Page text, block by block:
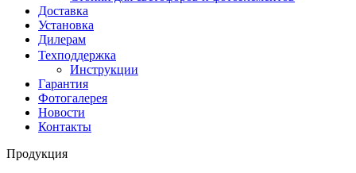
Доставка
Установка
Дилерам
Техподдержка
Инструкции
Гарантия
Фотогалерея
Новости
Контакты
Продукция